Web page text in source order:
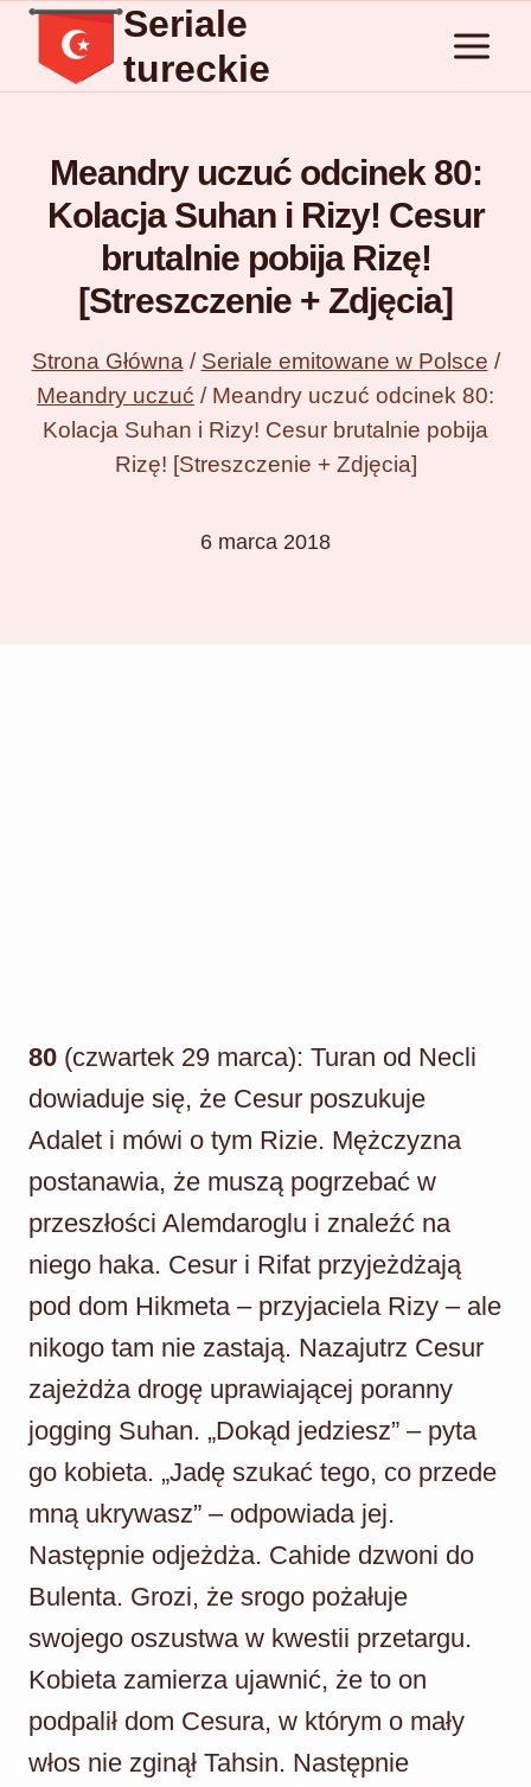
Przejdź
treści
Seriale
tureckie
Meandry uczuć odcinek 80:
Kolacja Suhan i Rizy! Cesur
brutalnie pobija Rizę!
[Streszczenie + Zdjęcia]
Strona Główna / Seriale emitowane w Polsce /
Meandry uczuć / Meandry uczuć odcinek 80:
Kolacja Suhan i Rizy! Cesur brutalnie pobija
Rizę! [Streszczenie + Zdjęcia]
6 marca 2018
80 (czwartek 29 marca): Turan od Necli
dowiaduje się, że Cesur poszukuje
Adalet i mówi o tym Rizie. Mężczyzna
postanawia, że muszą pogrzebać w
przeszłości Alemdaroglu i znaleźć na
niego haka. Cesur i Rifat przyjeżdżają
pod dom Hikmeta – przyjaciela Rizy – ale
nikogo tam nie zastają. Nazajutrz Cesur
zajeżdża drogę uprawiającej poranny
jogging Suhan. „Dokąd jedziesz” – pyta
go kobieta. „Jadę szukać tego, co przede
mną ukrywasz” – odpowiada jej.
Następnie odjeżdża. Cahide dzwoni do
Bulenta. Grozi, że srogo pożałuje
swojego oszustwa w kwestii przetargu.
Kobieta zamierza ujawnić, że to on
podpalił dom Cesura, w którym o mały
włos nie zginął Tahsin. Następnie